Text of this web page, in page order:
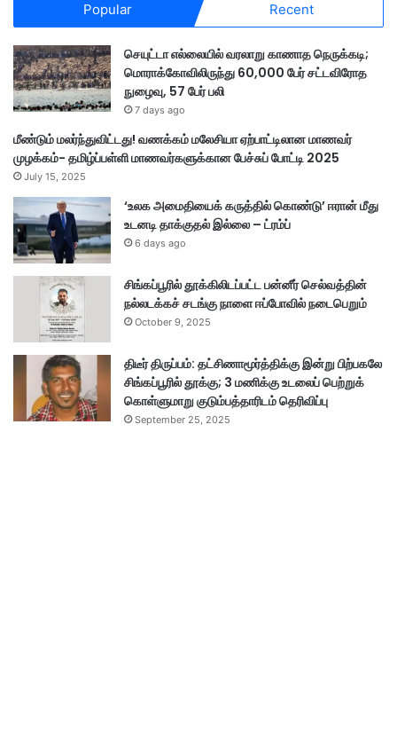
Popular Recent
செயுட்டா எல்லையில் வரலாறு காணாத நெருக்கடி;
மொராக்கோவிலிருந்து 60,000 பேர் சட்டவிரோத
நுழைவு, 57 பேர் பலி
7 days ago
மீண்டும் மலர்ந்துவிட்டது! வணக்கம் மலேசியா ஏற்பாட்டிலான மாணவர்
முழக்கம்- தமிழ்ப்பள்ளி மாணவர்களுக்கான பேச்சுப் போட்டி 2025
July 15, 2025
‘உலக அமைதியைக் கருத்தில் கொண்டு’ ஈரான் மீது
உடனடி தாக்குதல் இல்லை – ட்ரம்ப்
6 days ago
சிங்கப்பூரில் தூக்கிலிடப்பட்ட பன்னீர் செல்வத்தின்
நல்லடக்கச் சடங்கு நாளை ஈப்போவில் நடைபெறும்
October 9, 2025
திடீர் திருப்பம்: தட்சிணாமூர்த்திக்கு இன்று பிற்பகலே
சிங்கப்பூரில் தூக்கு; 3 மணிக்கு உடலைப் பெற்றுக்
கொள்ளுமாறு குடும்பத்தாரிடம் தெரிவிப்பு
September 25, 2025